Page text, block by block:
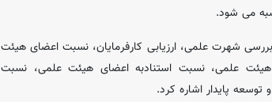
شهرت علمی، ارزیابی کارفرمایان، نسبت اعضای هیئت
هیئت علمی، نسبت استنادبه اعضای هیئت علمی، نسبت
توسعه پایدار اشاره کرد.